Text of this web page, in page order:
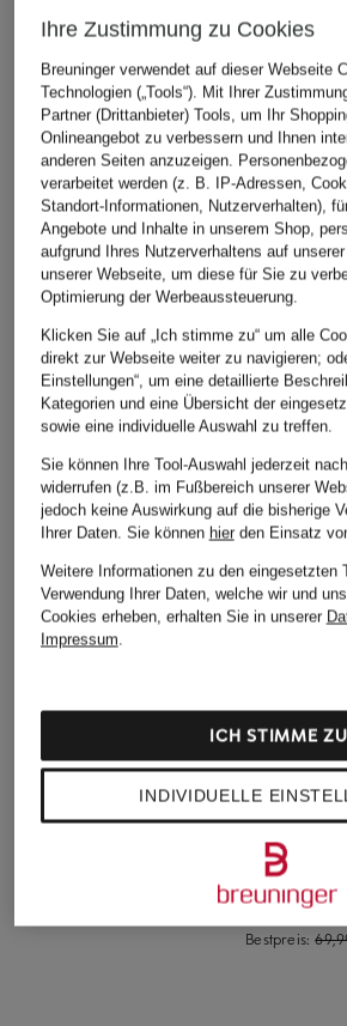
ÄHNLICHE ARTIKEL ENTDECKEN
Sneaker CLOUD
PLAY 2
+Aktionsrabatt
TOMMY
Sneaker
KIDS
ab 29,99
Bestpreis:
Ihre Zustimmung zu Cookies
Breuninger verwendet auf dieser Webseite
Technologien („Tools“). Mit Ihrer
Partner (Drittanbieter) Tools, um Ihr
Onlineangebot zu verbessern und Ihnen
anderen Seiten anzuzeigen.
verarbeitet werden (z. B. IP-Adressen,
Standort-Informationen, Nutzerverhalten),
Angebote und Inhalte in unserem Shop,
aufgrund Ihres Nutzerverhaltens auf
unserer Webseite, um diese für Sie zu
Optimierung der Werbeaussteuerung.
Klicken Sie auf „Ich stimme zu“ um alle
direkt zur Webseite weiter zu navigieren;
Einstellungen“, um eine detaillierte
Kategorien und eine Übersicht der
sowie eine individuelle Auswahl zu treffen.
Sie können Ihre Tool-Auswahl jederzeit
widerrufen (z.B. im Fußbereich unserer
jedoch keine Auswirkung auf die bisherige
Ihrer Daten. Sie können hierden Einsatz
Weitere Informationen zu den eingesetzten
Verwendung Ihrer Daten, welche wir und
Cookies erheben, erhalten Sie in unserer
Impressum.
INDIVIDUELLE
ICH STIMME ZU